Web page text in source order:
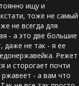
ищу и
тоже не самый
не всегда для
- а это две большие
даже не так - я ее
Режет
и сторогает почти
ржавеет - а вам что